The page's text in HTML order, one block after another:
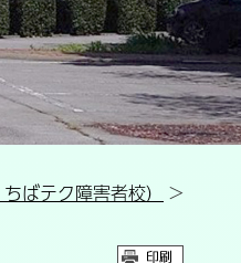
ばテク障害者校）
>